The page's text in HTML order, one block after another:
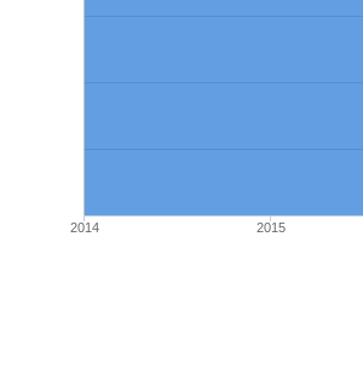
2014 2015